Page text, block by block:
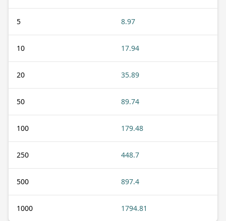
5 8.97
10 17.94
20 35.89
50 89.74
100 179.48
250 448.7
500 897.4
1000 1794.81